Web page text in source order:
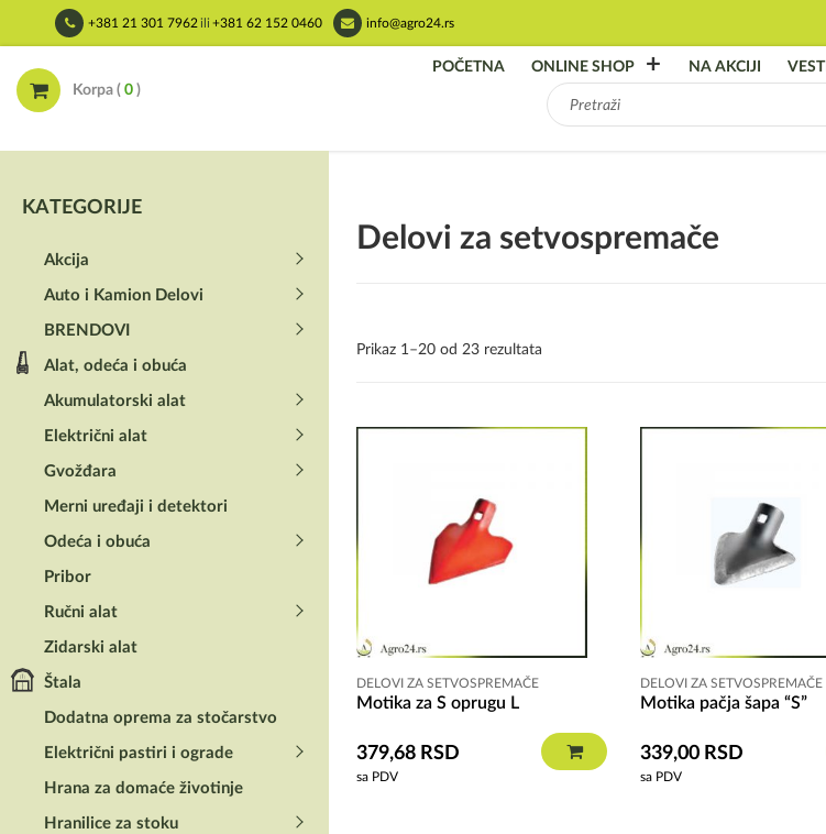
+381 21 301 7962 ili +381 62 152 0460 info@agro24.rs
POČETNA ONLINE SHOP NA AKCIJI VESTI
Pretraga
za:
Korpa ( 0 )
Delovi za setvospremače
Prikaz 1–20 od 23 rezultata
DELOVI ZA SETVOSPREMAČE
Motika za S oprugu L
379,68 RSD
sa PDV
DELOVI ZA SETVOSPREMAČE
Motika pačja šapa “S”
339,00 RSD
sa PDV
KATEGORIJE
Akcija
Auto i Kamion Delovi
BRENDOVI
Alat, odeća i obuća
Akumulatorski alat
Električni alat
Gvožđara
Merni uređaji i detektori
Odeća i obuća
Pribor
Ručni alat
Zidarski alat
Štala
Dodatna oprema za stočarstvo
Električni pastiri i ograde
Hrana za domaće životinje
Hranilice za stoku